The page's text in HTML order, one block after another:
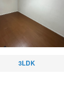
3LDK